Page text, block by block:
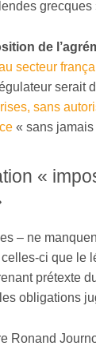
grecques
de
secteur
serait
sans
« sans
«
– ne
celles-ci que le
prétexte
obligations
Ronand